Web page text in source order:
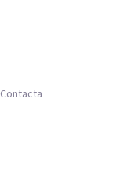
Contacta